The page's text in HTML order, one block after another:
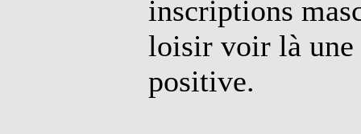
inscriptions
loisir voir là une
positive.